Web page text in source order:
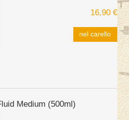
16,90 €
nel carello
Medium (500ml)